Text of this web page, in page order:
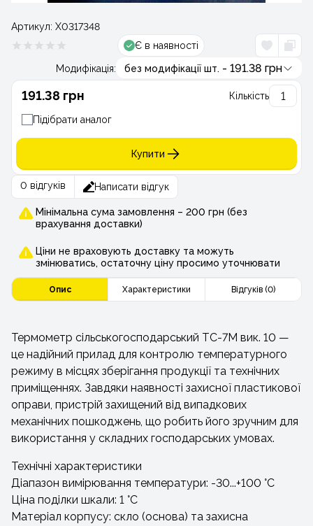
Артикул: Х0317348
Є в наявності
Модифікація: без модифікації шт. - 191.38 грн
191.38 грн Кількість
Підібрати аналог
Купити
0 відгуків Написати відгук
Мінімальна сума замовлення – 200 грн (без
врахування доставки)
Ціни не враховують доставку та можуть
змінюватись, остаточну ціну просимо уточнювати
Опис Характеристики Відгуків (0)
Термометр сільськогосподарський ТС-7М вик. 10 —
це надійний прилад для контролю температурного
режиму в місцях зберігання продукції та технічних
приміщеннях. Завдяки наявності захисної пластикової
оправи, пристрій захищений від випадкових
механічних пошкоджень, що робить його зручним для
використання у складних господарських умовах.
Технічні характеристики
Діапазон вимірювання температури: -30...+100 °C
Ціна поділки шкали: 1 °C
Матеріал корпусу: скло (основа) та захисна